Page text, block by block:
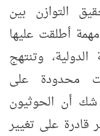
التوازن بين
أطلقت عليها
وتنتهج
محدودة على
شك أن الحوثيون
قادرة على تغيير